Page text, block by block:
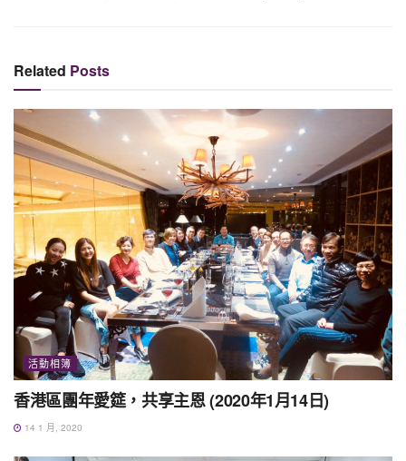
Related Posts
活動相簿
香港區團年愛筵，共享主恩 (2020年1月14日)
14 1 月, 2020